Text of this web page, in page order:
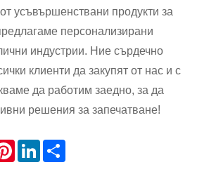
усъвършенствани продукти за
персонализирани
индустрии. Ние сърдечно
клиенти да закупят от нас и с
да работим заедно, за да
решения за запечатване!
PinterestLinkedIn